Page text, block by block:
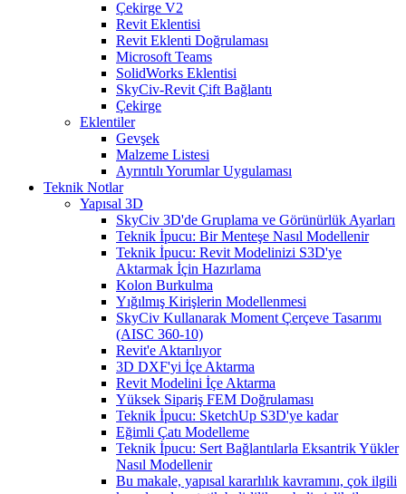
Çekirge V2
Revit Eklentisi
Revit Eklenti Doğrulaması
Microsoft Teams
SolidWorks Eklentisi
SkyCiv-Revit Çift Bağlantı
Çekirge
Eklentiler
Gevşek
Malzeme Listesi
Ayrıntılı Yorumlar Uygulaması
Teknik Notlar
Yapısal 3D
SkyCiv 3D'de Gruplama ve Görünürlük Ayarları
Teknik İpucu: Bir Menteşe Nasıl Modellenir
Teknik İpucu: Revit Modelinizi S3D'ye
Aktarmak İçin Hazırlama
Kolon Burkulma
Yığılmış Kirişlerin Modellenmesi
SkyCiv Kullanarak Moment Çerçeve Tasarımı
(AISC 360-10)
Revit'e Aktarılıyor
3D DXF'yi İçe Aktarma
Revit Modelini İçe Aktarma
Yüksek Sipariş FEM Doğrulaması
Teknik İpucu: SketchUp S3D'ye kadar
Eğimli Çatı Modelleme
Teknik İpucu: Sert Bağlantılarla Eksantrik Yükler
Nasıl Modellenir
Bu makale, yapısal kararlılık kavramını, çok ilgili